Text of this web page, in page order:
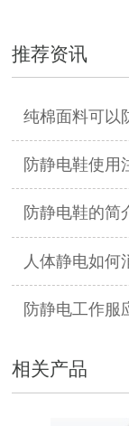
推荐资讯
纯棉面料可以
防静电鞋使用
防静电鞋的简
人体静电如何
防静电工作服
相关产品